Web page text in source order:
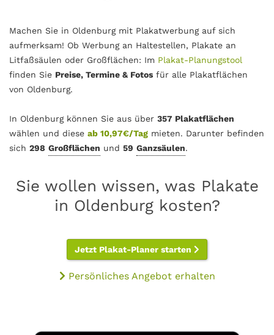
Machen Sie in Oldenburg mit Plakatwerbung auf sich
aufmerksam! Ob Werbung an Haltestellen, Plakate an
Litfaßsäulen oder Großflächen: Im Plakat-Planungstool
finden Sie Preise, Termine & Fotos für alle Plakatflächen
von Oldenburg.
In Oldenburg können Sie aus über 357 Plakatflächen
wählen und diese ab 10,97€/Tag mieten. Darunter befinden
sich 298 Großflächen und 59 Ganzsäulen.
Sie wollen wissen, was Plakate
in Oldenburg kosten?
Jetzt Plakat-Planer starten
Persönliches Angebot erhalten